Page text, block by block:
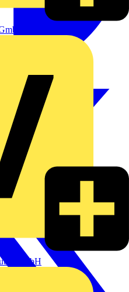
& Co. KG
GmbH